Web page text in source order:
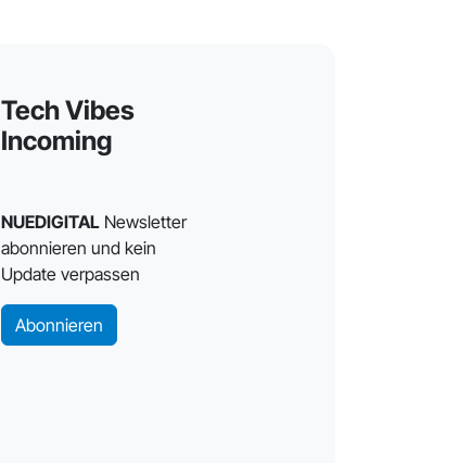
Tech Vibes
Incoming
NUEDIGITALNewsletter
abonnieren und kein
Update verpassen
Abonnieren